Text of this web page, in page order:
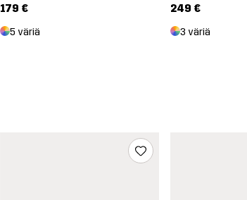
179 €
5 väriä
249 €
3 väriä